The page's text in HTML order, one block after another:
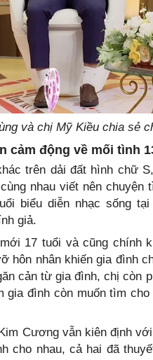
và chị Mỹ Kiều chia sẻ
cảm động về mối tình
trên dải đất hình chữ
nhau viết nên
biểu diễn nhạc sống
giả.
17 tuổi và cũng chính
hôn nhân khiến gia đình
cản từ gia đình, chị còn
gia đình còn muốn tìm
Cương vẫn kiên định
cho nhau, cả hai đã